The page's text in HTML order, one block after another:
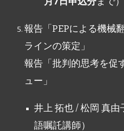
報告「PEPによる機械
ラインの策定」
報告「批判的思考を促
ュー」
井上 拓也 / 松岡 真由
語嘱託講師）